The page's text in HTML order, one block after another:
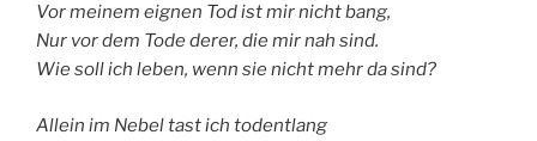
Vor meinem eignen Tod ist mir nicht bang,
Nur vor dem Tode derer, die mir nah sind.
Wie soll ich leben, wenn sie nicht mehr da sind?
Allein im Nebel tast ich todentlang